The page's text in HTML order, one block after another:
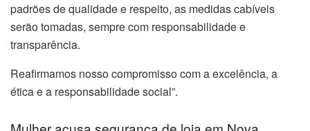
padrões de qualidade e respeito, as medidas cabíveis
serão tomadas, sempre com responsabilidade e
transparência.
Reafirmamos nosso compromisso com a excelência, a
ética e a responsabilidade social”.